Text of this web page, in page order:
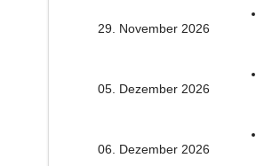
29. November 2026
05. Dezember 2026
06. Dezember 2026